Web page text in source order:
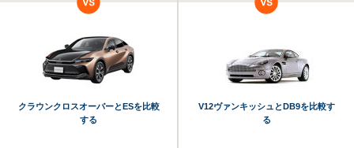
クラウンクロスオーバーとESを比較
する
V12ヴァンキッシュとDB9を比較す
る